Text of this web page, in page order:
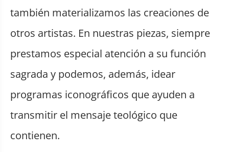
también materializamos las creaciones de
otros artistas. En nuestras piezas, siempre
prestamos especial atención a su función
sagrada y podemos, además, idear
programas iconográficos que ayuden a
transmitir el mensaje teológico que
contienen.